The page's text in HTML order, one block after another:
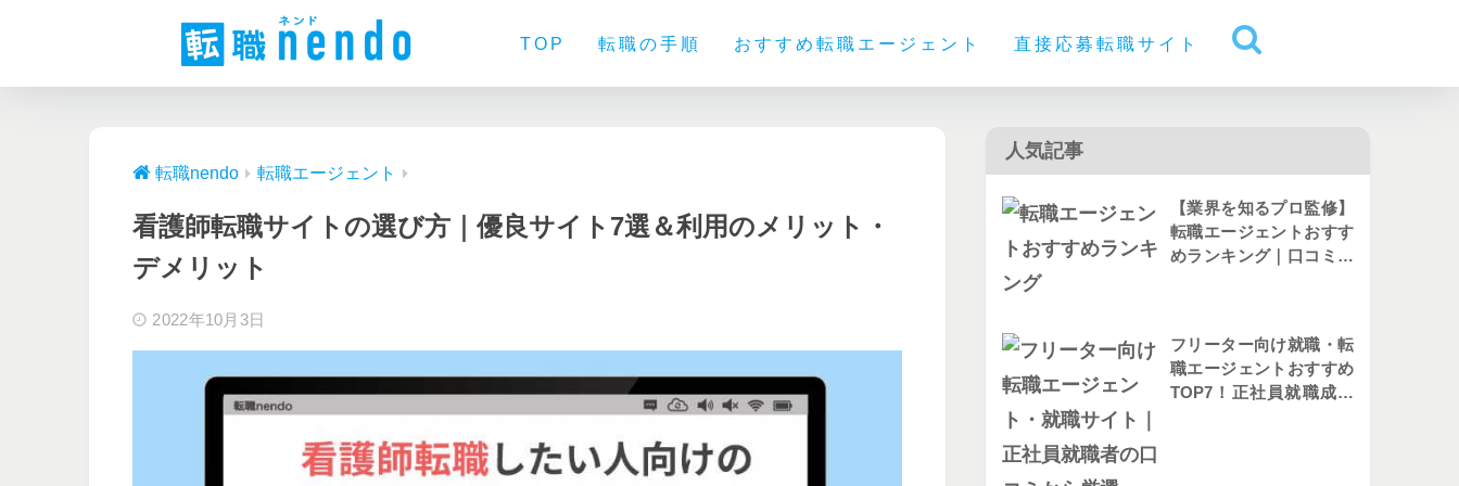
TOP 転職の手順 おすすめ転職エージェント 直接応募転職サイト
転職nendo 転職エージェント
看護師転職サイトの選び方｜優良サイト7選＆利用のメリット・
デメリット
2022年10月3日
人気記事
【業界を知るプロ監修】
転職エージェントおすす
めランキング｜口コミか
フリーター向け就職・転
職エージェントおすすめ
TOP7！正社員就職成功